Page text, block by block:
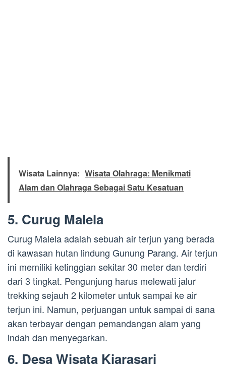
Wisata Lainnya: Wisata Olahraga: Menikmati
Alam dan Olahraga Sebagai Satu Kesatuan
5. Curug Malela
Curug Malela adalah sebuah air terjun yang berada
di kawasan hutan lindung Gunung Parang. Air terjun
ini memiliki ketinggian sekitar 30 meter dan terdiri
dari 3 tingkat. Pengunjung harus melewati jalur
trekking sejauh 2 kilometer untuk sampai ke air
terjun ini. Namun, perjuangan untuk sampai di sana
akan terbayar dengan pemandangan alam yang
indah dan menyegarkan.
6. Desa Wisata Kiarasari